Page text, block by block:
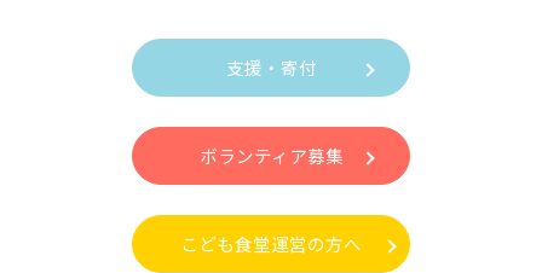
支援・寄付
ボランティア募集
こども食堂運営の方へ